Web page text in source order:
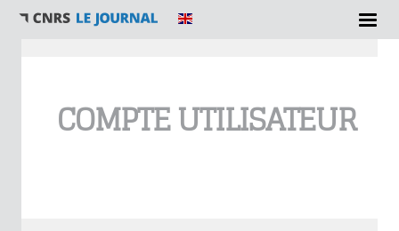
COMPTE UTILISATEUR